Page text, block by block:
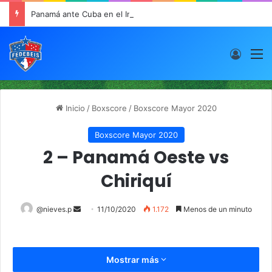
Panamá ante Cuba en el Inicio de la “Súper Ronda”
Inicio / Boxscore / Boxscore Mayor 2020
Boxscore Mayor 2020
2 – Panamá Oeste vs
Chiriquí
@nieves.p
S
11/10/2020 1.172 Menos de un minuto
Mostrar más